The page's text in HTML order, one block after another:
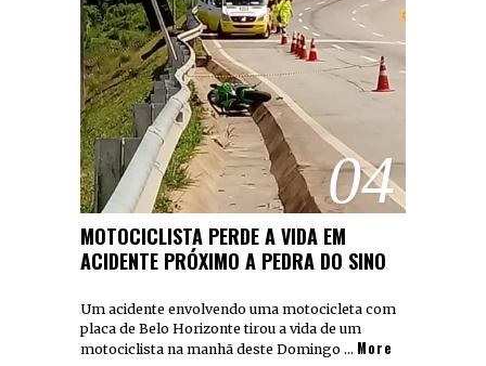
04
MOTOCICLISTA PERDE A VIDA EM
ACIDENTE PRÓXIMO A PEDRA DO SINO
Um acidente envolvendo uma motocicleta com
placa de Belo Horizonte tirou a vida de um
motociclista na manhã deste Domingo … More